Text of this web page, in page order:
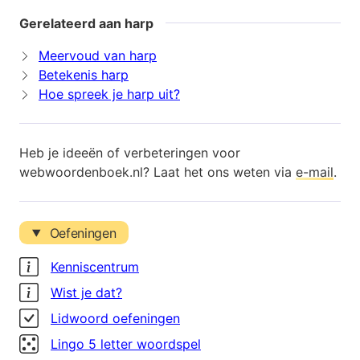
Gerelateerd aan harp
Meervoud van harp
Betekenis harp
Hoe spreek je harp uit?
Heb je ideeën of verbeteringen voor
webwoordenboek.nl? Laat het ons weten via e-mail.
Oefeningen
Kenniscentrum
Wist je dat?
Lidwoord oefeningen
Lingo 5 letter woordspel